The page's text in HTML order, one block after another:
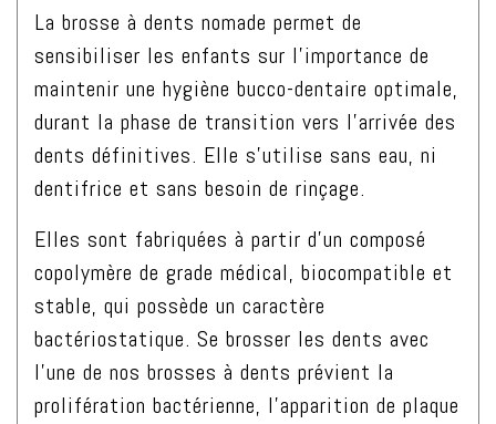
dents
nomade
enfant
Bambou
Pomme
La brosse à dents nomade permet de
sensibiliser les enfants sur l’importance de
maintenir une hygiène bucco-dentaire optimale,
durant la phase de transition vers l’arrivée des
dents définitives. Elle s’utilise sans eau, ni
dentifrice et sans besoin de rinçage.
Elles sont fabriquées à partir d’un composé
copolymère de grade médical, biocompatible et
stable, qui possède un caractère
bactériostatique. Se brosser les dents avec
l’une de nos brosses à dents prévient la
prolifération bactérienne, l’apparition de plaque